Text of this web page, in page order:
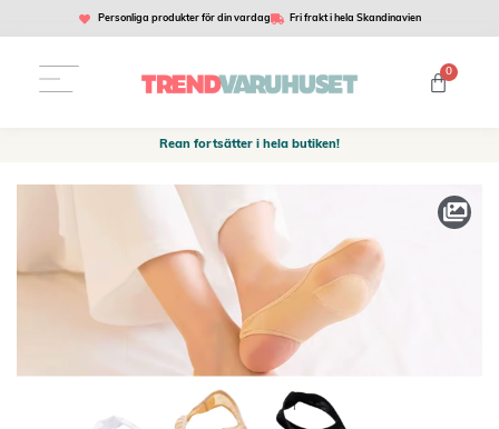
Personliga produkter för din vardag Fri frakt i hela Skandinavien
0
Rean fortsätter i hela butiken!